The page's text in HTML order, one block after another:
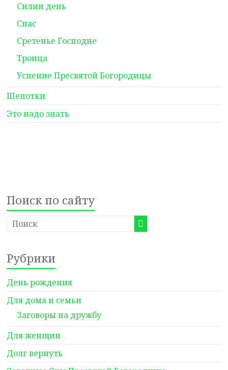
Силин день
Спас
Сретенье Господне
Троица
Успение Пресвятой Богородицы
Шепотки
Это надо знать
Поиск по сайту
Рубрики
День рождения
Для дома и семьи
Заговоры на дружбу
Для женщин
Долг вернуть